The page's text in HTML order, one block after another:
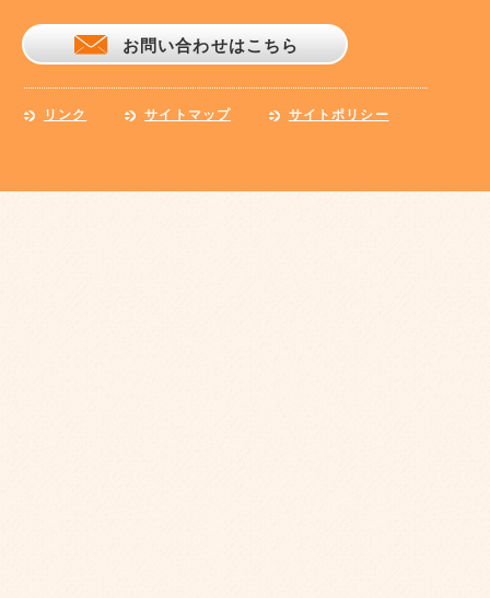
お問い合わせはこちら
リンク サイトマップ サイトポリシー